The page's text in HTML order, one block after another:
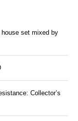
set mixed by
Collector’s